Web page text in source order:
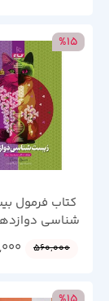
کتاب فرمول
شناسی
%15
560,000